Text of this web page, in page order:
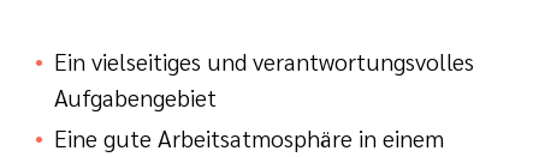
Ein vielseitiges und verantwortungsvolles
Aufgabengebiet
Eine gute Arbeitsatmosphäre in einem